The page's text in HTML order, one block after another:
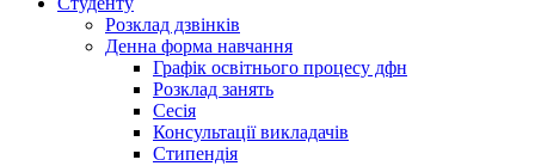
Розклад дзвінків
Денна форма навчання
Графік освітнього процесу дфн
Розклад занять
Сесія
Консультації викладачів
Стипендія